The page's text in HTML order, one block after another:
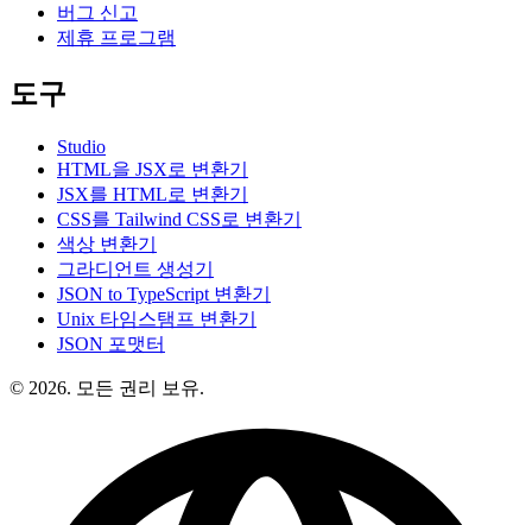
버그 신고
제휴 프로그램
도구
Studio
HTML을 JSX로 변환기
JSX를 HTML로 변환기
CSS를 Tailwind CSS로 변환기
색상 변환기
그라디언트 생성기
JSON to TypeScript 변환기
Unix 타임스탬프 변환기
JSON 포맷터
© 2026. 모든 권리 보유.